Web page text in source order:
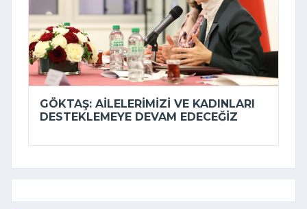
GÖKTAŞ: AILELERIMIZI VE KADINLARI
DESTEKLEMEYE DEVAM EDECEĞIZ